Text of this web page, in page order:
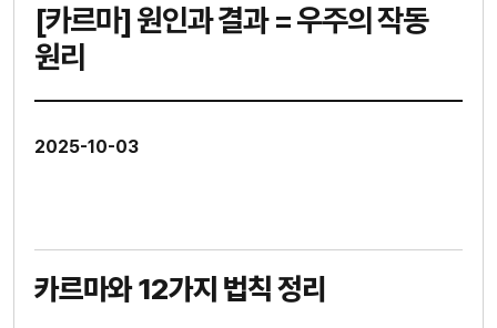
[카르마] 원인과 결과 = 우주의 작동
원리
2025-10-03
카르마와 12가지 법칙 정리